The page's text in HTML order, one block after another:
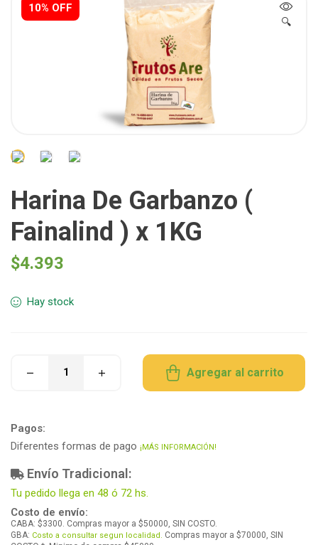
10% OFF
🔍
Harina De Garbanzo (
Fainalind ) x 1KG
$4.393
Hay stock
Agregar al carrito
Pagos:
Diferentes formas de pago ¡MÁS INFORMACIÓN!
Envío Tradicional:
Tu pedido llega en 48 ó 72 hs.
Costo de envío:
CABA: $3300. Compras mayor a $50000, SIN COSTO.
GBA: Costo a consultar segun localidad.
Compras mayor a $70000, SIN